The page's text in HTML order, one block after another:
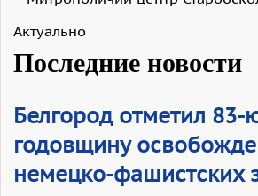
Актуально
Последние новости
Белгород отметил 83-
годовщину
немецко-фашистских